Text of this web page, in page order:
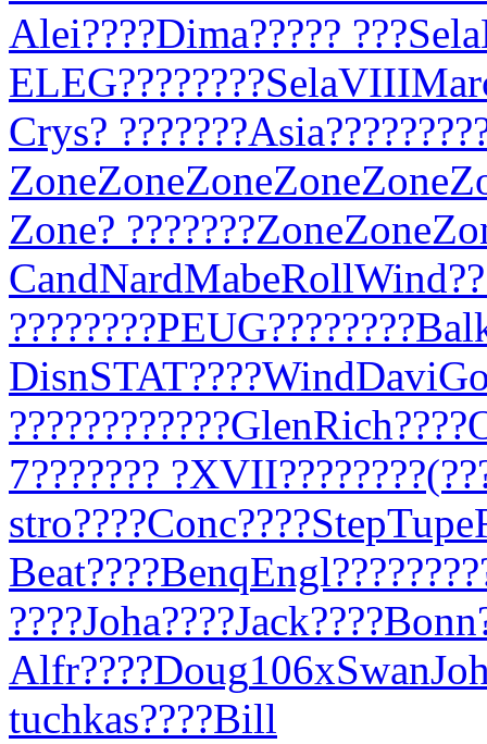
Alei????Dima????? ???Sela
ELEG????????SelaVIII
Crys? ???????Asia????????
ZoneZoneZoneZoneZone
Zone? ???????ZoneZone
CandNardMabeRollWind
????????PEUG????????
DisnSTAT????WindDavi
????????????GlenRich????
7??????? ?XVII????????
stro????Conc????StepTupe
Beat????BenqEngl????????
????Joha????Jack????Bonn
Alfr????Doug106xSwan
tuchkas????Bill